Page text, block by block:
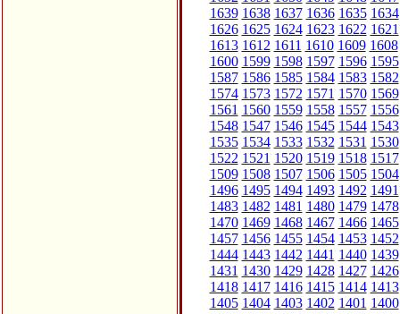
1639 1638 1637 1636 1635 1634
1626 1625 1624 1623 1622 1621
1613 1612 1611 1610 1609 1608
1600 1599 1598 1597 1596 1595
1587 1586 1585 1584 1583 1582
1574 1573 1572 1571 1570 1569
1561 1560 1559 1558 1557 1556
1548 1547 1546 1545 1544 1543
1535 1534 1533 1532 1531 1530
1522 1521 1520 1519 1518 1517
1509 1508 1507 1506 1505 1504
1496 1495 1494 1493 1492 1491
1483 1482 1481 1480 1479 1478
1470 1469 1468 1467 1466 1465
1457 1456 1455 1454 1453 1452
1444 1443 1442 1441 1440 1439
1431 1430 1429 1428 1427 1426
1418 1417 1416 1415 1414 1413
1405 1404 1403 1402 1401 1400